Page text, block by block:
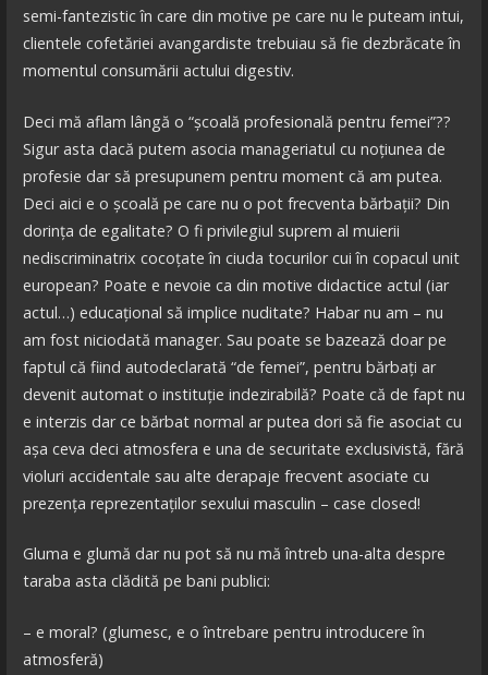
semi-fantezistic în care din motive pe care nu le puteam intui,
clientele cofetăriei avangardiste trebuiau să fie dezbrăcate în
momentul consumării actului digestiv.
Deci mă aflam lângă o “școală profesională pentru femei”??
Sigur asta dacă putem asocia manageriatul cu noțiunea de
profesie dar să presupunem pentru moment că am putea.
Deci aici e o școală pe care nu o pot frecventa bărbații? Din
dorința de egalitate? O fi privilegiul suprem al muierii
nediscriminatrix cocoțate în ciuda tocurilor cui în copacul unit
european? Poate e nevoie ca din motive didactice actul (iar
actul…) educațional să implice nuditate? Habar nu am – nu
am fost niciodată manager. Sau poate se bazează doar pe
faptul că fiind autodeclarată “de femei”, pentru bărbați ar
devenit automat o instituție indezirabilă? Poate că de fapt nu
e interzis dar ce bărbat normal ar putea dori să fie asociat cu
așa ceva deci atmosfera e una de securitate exclusivistă, fără
violuri accidentale sau alte derapaje frecvent asociate cu
prezența reprezentaților sexului masculin – case closed!
Gluma e glumă dar nu pot să nu mă întreb una-alta despre
taraba asta clădită pe bani publici:
– e moral? (glumesc, e o întrebare pentru introducere în
atmosferă)